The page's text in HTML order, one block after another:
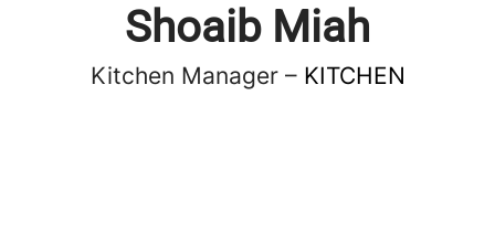
Shoaib Miah
Kitchen Manager – KITCHEN